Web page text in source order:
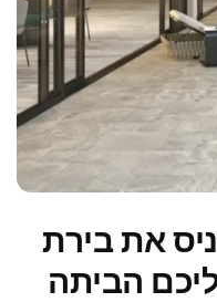
את בירת
הביתה